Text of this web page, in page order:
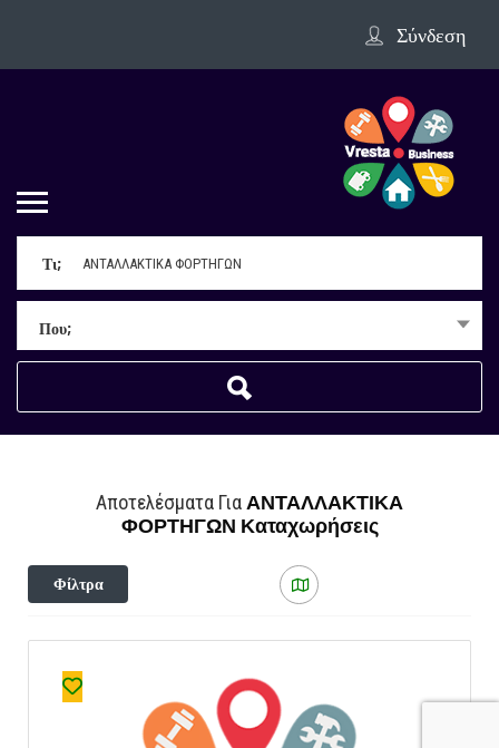
Σύνδεση
Τι;
Που;
Αποτελέσματα ΓιαΑΝΤΑΛΛΑΚΤΙΚΑ
ΦΟΡΤΗΓΩΝ Καταχωρήσεις
Φίλτρα